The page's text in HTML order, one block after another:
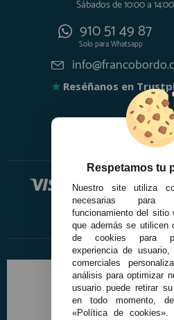
Sábados de 10:00 a 14:00
910 51 49 87
Solo paraWhatsapp
★ Reséñanos en
Respetamos tu
Nuestro site utiliza
necesarias para
funcionamiento del sitio
que además se utilicen
de cookies para
experiencia de usuario,
comerciales
análisis para optimizar
usuario puede retirar
en todo momento,
«Política de cookies».